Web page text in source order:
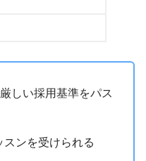
しい採用基準をパス
ンを受けられる